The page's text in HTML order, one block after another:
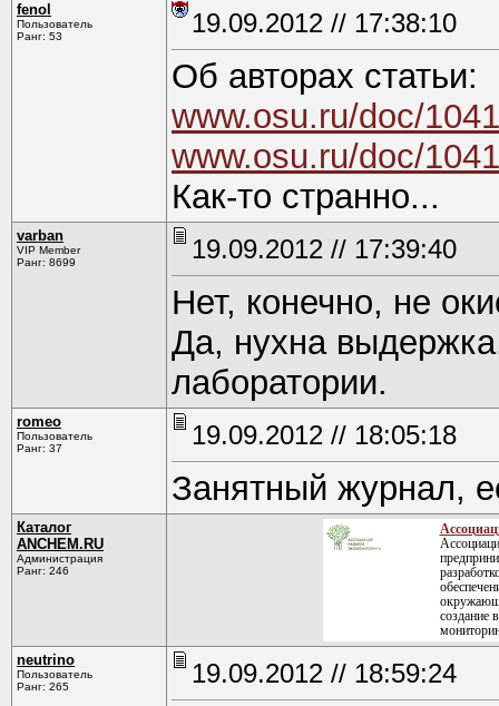
fenol
Пользователь
Ранг: 53
19.09.2012 // 17:38:10
Об авторах статьи:
www.osu.ru/doc/
www.osu.ru/doc/
Как-то странно...
varban
VIP Member
Ранг: 8699
19.09.2012 // 17:39:40
Нет, конечно, не
Да, нухна
лаборатории.
romeo
Пользователь
Ранг: 37
19.09.2012 // 18:05:18
Занятный журнал,
Каталог
ANCHEM.RU
Администрация
Ранг: 246
создание
neutrino
Пользователь
Ранг: 265
19.09.2012 // 18:59:24